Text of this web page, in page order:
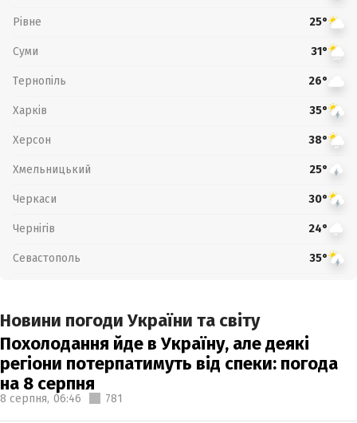
Рівне 25°
Суми 31°
Тернопіль 26°
Харків 35°
Херсон 38°
Хмельницький 25°
Черкаси 30°
Чернігів 24°
Севастополь 35°
Новини погоди України та світу
Похолодання йде в Україну, але деякі
регіони потерпатимуть від спеки: погода
на 8 серпня
8 серпня, 06:46 781